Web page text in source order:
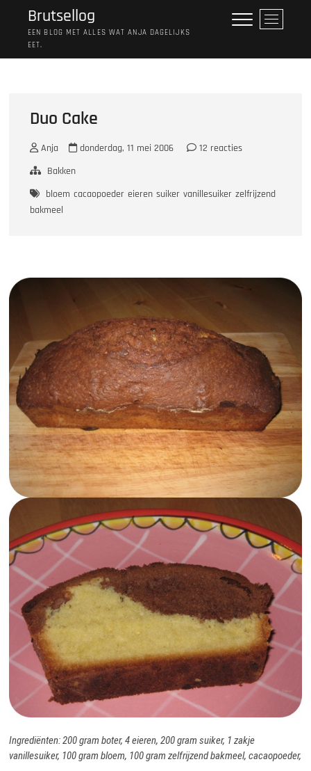
Brutsellog
EEN BLOG MET ALLES WAT ANJA DAGELIJKS
EET.
M
e
Duo Cake
Anja donderdag, 11 mei 2006
12 reacties
Bakken
bloem cacaopoeder eieren suiker vanillesuiker zelfrijzend
bakmeel
Ingrediënten: 200 gram boter, 4 eieren, 200 gram suiker, 1 zakje
vanillesuiker, 100 gram bloem, 100 gram zelfrijzend bakmeel, cacaopoeder,